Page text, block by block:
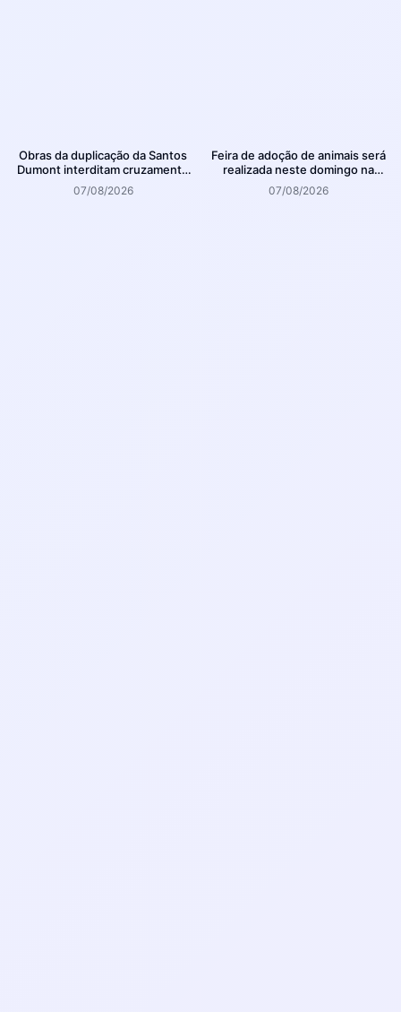
Obras da duplicação da Santos
Dumont interditam cruzamento
com a rua Otto Nass
07/08/2026
Feira de adoção de animais será
realizada neste domingo na
Arena Joinville
07/08/2026